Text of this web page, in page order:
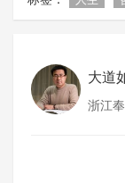
大道
浙江